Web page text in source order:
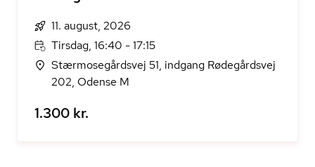
11. august, 2026
Tirsdag, 16:40 - 17:15
Stærmosegårdsvej 51, indgang Rødegårdsvej
202, Odense M
1.300 kr.